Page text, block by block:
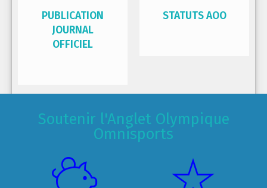
PUBLICATION
JOURNAL
OFFICIEL
STATUTS AOO
Soutenir l'Anglet Olympique
Omnisports